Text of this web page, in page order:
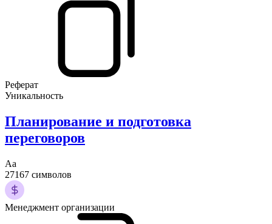
Реферат
Уникальность
Планирование и подготовка
переговоров
Аа
27167 символов
Менеджмент организации